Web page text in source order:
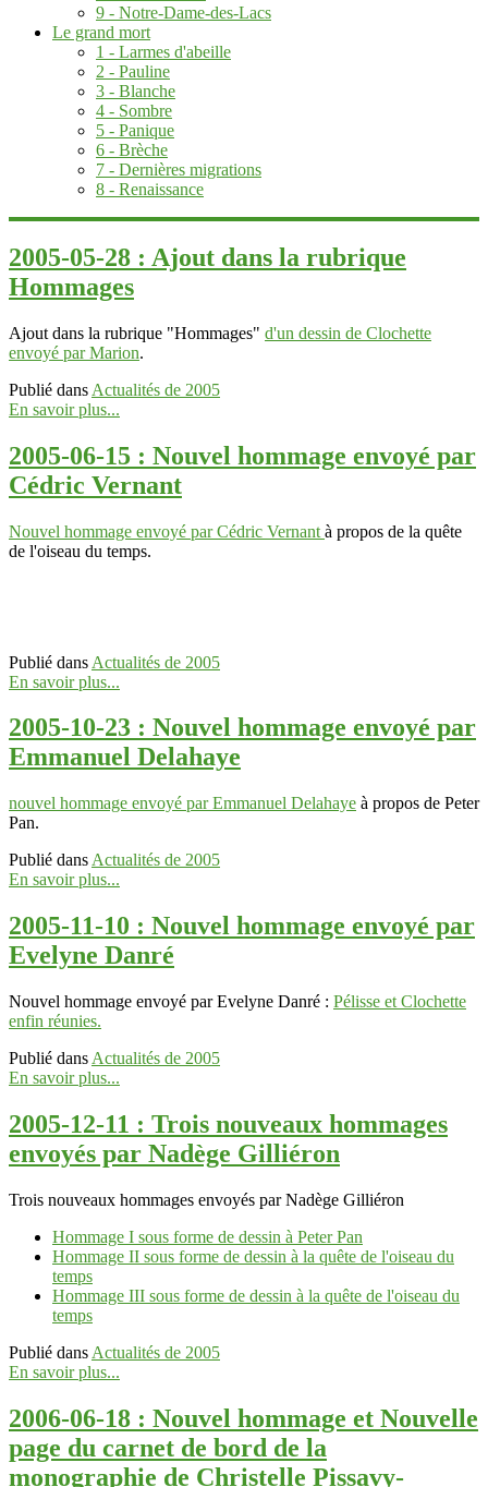
9 - Notre-Dame-des-Lacs
Le grand mort
1 - Larmes d'abeille
2 - Pauline
3 - Blanche
4 - Sombre
5 - Panique
6 - Brèche
7 - Dernières migrations
8 - Renaissance
2005-05-28 : Ajout dans la rubrique
Hommages
Ajout dans la rubrique "Hommages" d'un dessin de Clochette
envoyé par Marion.
Publié dans Actualités de 2005
En savoir plus...
2005-06-15 : Nouvel hommage envoyé par
Cédric Vernant
Nouvel hommage envoyé par Cédric Vernant à propos de la quête
de l'oiseau du temps.
Publié dans Actualités de 2005
En savoir plus...
2005-10-23 : Nouvel hommage envoyé par
Emmanuel Delahaye
nouvel hommage envoyé par Emmanuel Delahaye à propos de Peter
Pan.
Publié dans Actualités de 2005
En savoir plus...
2005-11-10 : Nouvel hommage envoyé par
Evelyne Danré
Nouvel hommage envoyé par Evelyne Danré : Pélisse et Clochette
enfin réunies.
Publié dans Actualités de 2005
En savoir plus...
2005-12-11 : Trois nouveaux hommages
envoyés par Nadège Gilliéron
Trois nouveaux hommages envoyés par Nadège Gilliéron
Hommage I sous forme de dessin à Peter Pan
Hommage II sous forme de dessin à la quête de l'oiseau du
temps
Hommage III sous forme de dessin à la quête de l'oiseau du
temps
Publié dans Actualités de 2005
En savoir plus...
2006-06-18 : Nouvel hommage et Nouvelle
page du carnet de bord de la
monographie de Christelle Pissavy-